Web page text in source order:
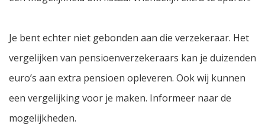
Je bent echter niet gebonden aan die verzekeraar. Het
vergelijken van pensioenverzekeraars kan je duizenden
euro’s aan extra pensioen opleveren. Ook wij kunnen
een vergelijking voor je maken. Informeer naar de
mogelijkheden.